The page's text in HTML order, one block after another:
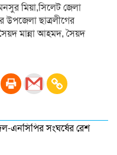
মিয়া,সিলেট জেলা
ছাত্রলীগের
মান্না আহমদ, সৈয়দ
এনসিপির সংঘর্ষের রেশ